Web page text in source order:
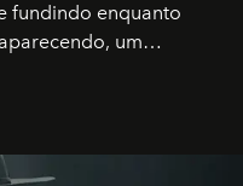
fundindo enquanto
um
para muitos
de missão na vida e